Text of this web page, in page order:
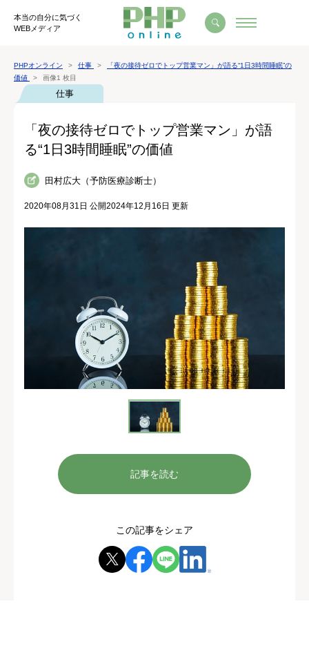
本当の自分に気づく
WEBメディア
PHPオンライン 仕事
「夜の接待ゼロでトップ営業マン」が語る“1日3時間睡眠”の
価値
画像1 枚目
仕事
「夜の接待ゼロでトップ営業マン」が語
る“1日3時間睡眠”の価値
田村広大（予防医療診断士）
2020年08月31日 公開2024年12月16日 更新
記事を読む
この記事をシェア